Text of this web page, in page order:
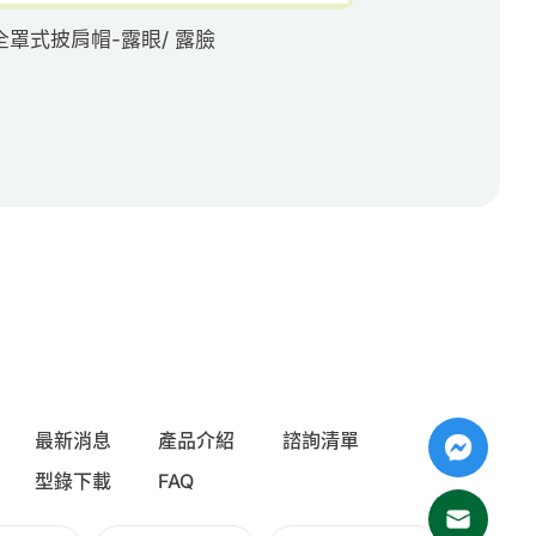
罩式披肩帽-露眼/ 露臉
最新消息 產品介紹
諮詢清單
型錄下載
FAQ